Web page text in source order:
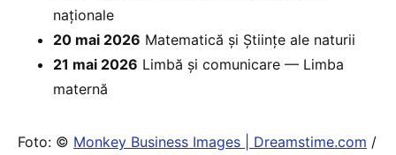
naționale
20 mai 2026 Matematică și Științe ale naturii
21 mai 2026 Limbă și comunicare — Limba
maternă
Foto: © Monkey Business Images | Dreamstime.com /